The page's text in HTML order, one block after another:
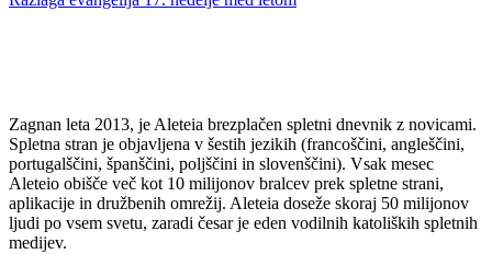
Zagnan leta 2013, je Aleteia brezplačen spletni dnevnik z novicami.
Spletna stran je objavljena v šestih jezikih (francoščini, angleščini,
portugalščini, španščini, poljščini in slovenščini). Vsak mesec
Aleteio obišče več kot 10 milijonov bralcev prek spletne strani,
aplikacije in družbenih omrežij. Aleteia doseže skoraj 50 milijonov
ljudi po vsem svetu, zaradi česar je eden vodilnih katoliških spletnih
medijev.